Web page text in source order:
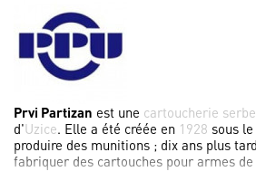
Prvi Partizan est une cartoucherie serbe
d'Uzice. Elle a été créée en 1928 sous
produire des munitions ; dix ans plus
fabriquer des cartouches pour armes de